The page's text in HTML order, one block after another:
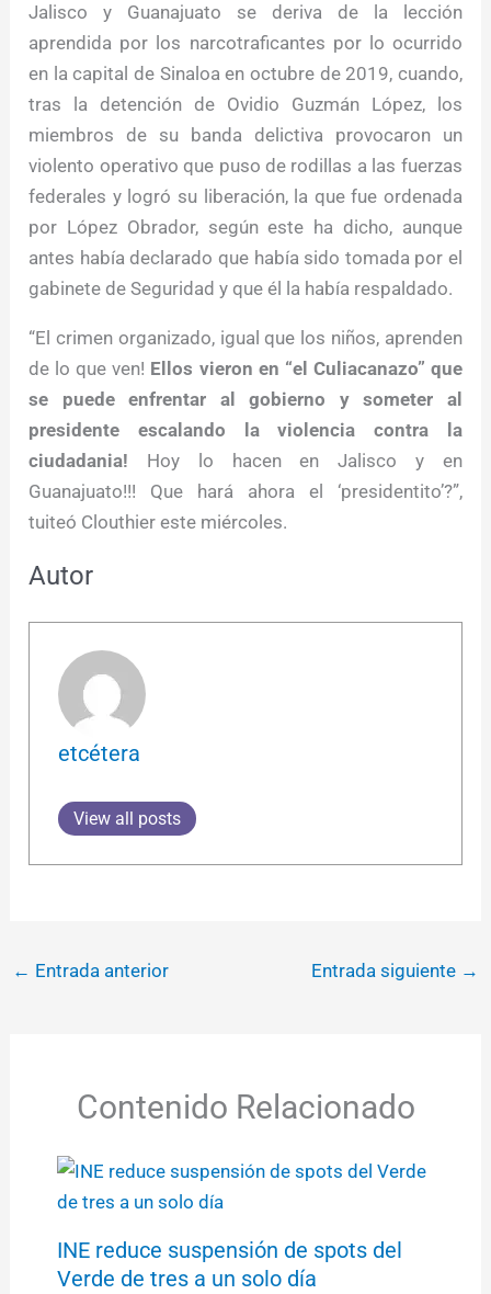
Jalisco y Guanajuato se deriva de la lección
aprendida por los narcotraficantes por lo ocurrido
en la capital de Sinaloa en octubre de 2019, cuando,
tras la detención de Ovidio Guzmán López, los
miembros de su banda delictiva provocaron un
violento operativo que puso de rodillas a las fuerzas
federales y logró su liberación, la que fue ordenada
por López Obrador, según este ha dicho, aunque
antes había declarado que había sido tomada por el
gabinete de Seguridad y que él la había respaldado.
“El crimen organizado, igual que los niños, aprenden
de lo que ven! Ellos vieron en “el Culiacanazo” que
se puede enfrentar al gobierno y someter al
presidente escalando la violencia contra la
ciudadania! Hoy lo hacen en Jalisco y en
Guanajuato!!! Que hará ahora el ‘presidentito’?”,
tuiteó Clouthier este miércoles.
Autor
etcétera
View all posts
← Entrada anterior Entrada siguiente →
Contenido Relacionado
INE reduce suspensión de spots del
Verde de tres a un solo día